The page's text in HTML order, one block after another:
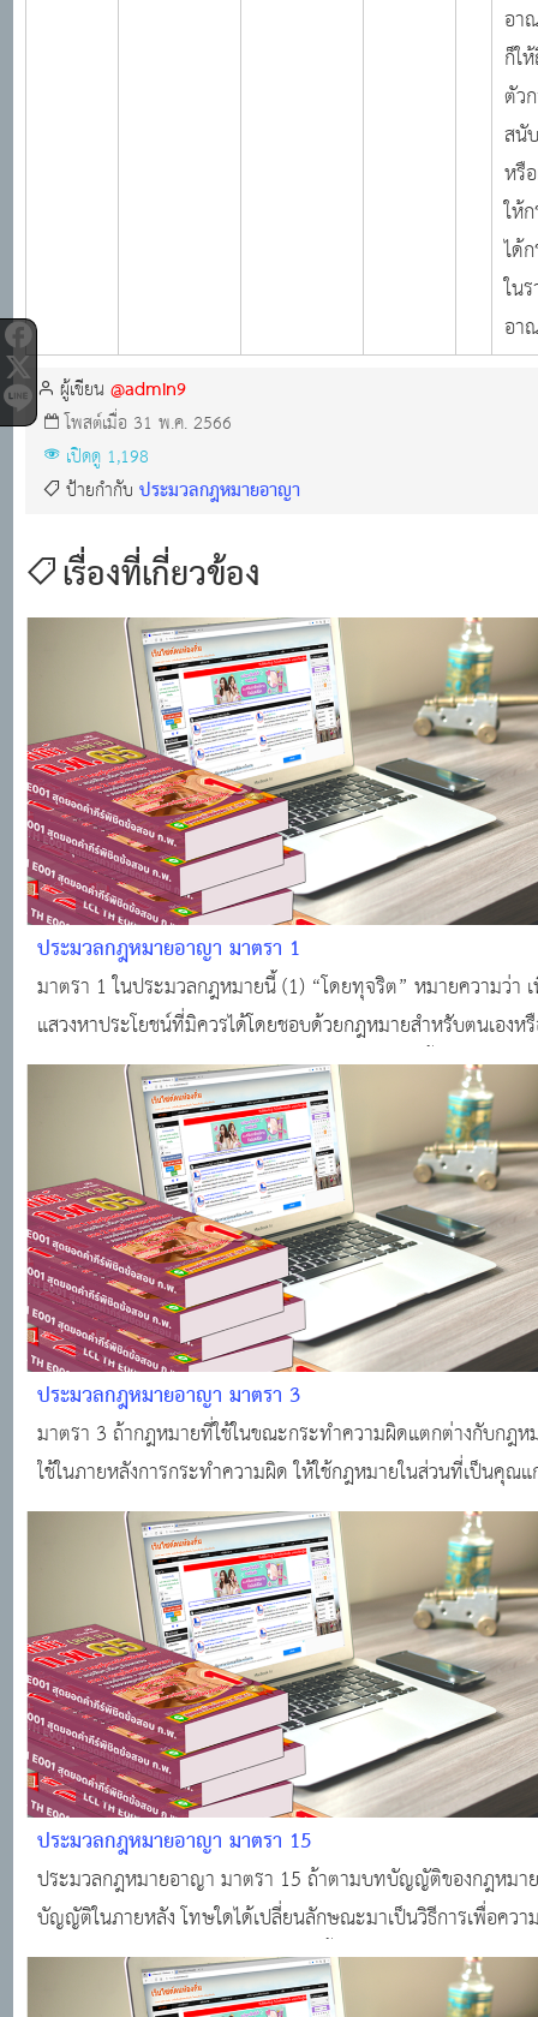
อา
ก็ใ
ตัว
สนั
หรื
ให้
ได้
ใน
อา
ผู้เขียน@admin9
โพสต์เมื่อ 31 พ.ค. 2566
เปิดดู 1,198
ป้ายกำกับประมวลกฎหมายอาญา
เรื่องที่เกี่ยวข้อง
ประมวลกฎหมายอาญา มาตรา 1
มาตรา 1 ในประมวลกฎหมายนี้ (1) “โดยทุจริต” หมายความว่า
แสวงหาประโยชน์ที่มิควรได้โดยชอบด้วยกฎหมายสำหรับตนเองห
(2) “ทางสาธารณ” หมายความว่า ทางบกหรือทางน้ำสำหรับประ
ใช้ในการจราจร และให้หมายความรวมถึงทางรถไฟและทางรถรา
เดิน สำหรับประชาช
ประมวลกฎหมายอาญา มาตรา 3
มาตรา 3 ถ้ากฎหมายที่ใช้ในขณะกระทำความผิดแตกต่างกับกฎ
ใช้ในภายหลังการกระทำความผิด ให้ใช้กฎหมายในส่วนที่เป็นคุณ
กระทำความผิด ไม่ว่าในทางใด เว้นแต่คดีถึงที่สุดแล้ว แต่ในกรณี
ถึงที่สุดแล้ว ดังต่อไปนี้ (1) ถ้าผู้กระทำความผิดยังไม่ได้รับโทษ ห
ประมวลกฎหมายอาญา มาตรา 15
ประมวลกฎหมายอาญา มาตรา 15 ถ้าตามบทบัญญัติของกฎหมา
บัญญัติในภายหลัง โทษใดได้เปลี่ยนลักษณะมาเป็นวิธีการเพื่อควา
ปลอดภัย และได้มีคำพิพากษาลงโทษนั้นแก่บุคคลใดไว้ ก็ให้ถือว่า
ลงนั้นเป็นวิธีการเพื่อความปลอดภัยด้วย